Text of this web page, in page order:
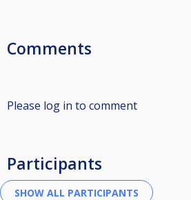
Comments
Please log in to comment
Participants